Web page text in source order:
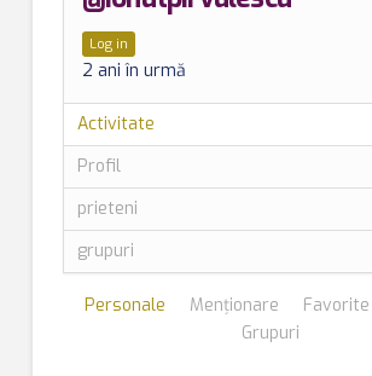
Log in
2 ani în urmă
Activitate
Profil
prieteni
grupuri
Personale Menționare Favorite
Grupuri